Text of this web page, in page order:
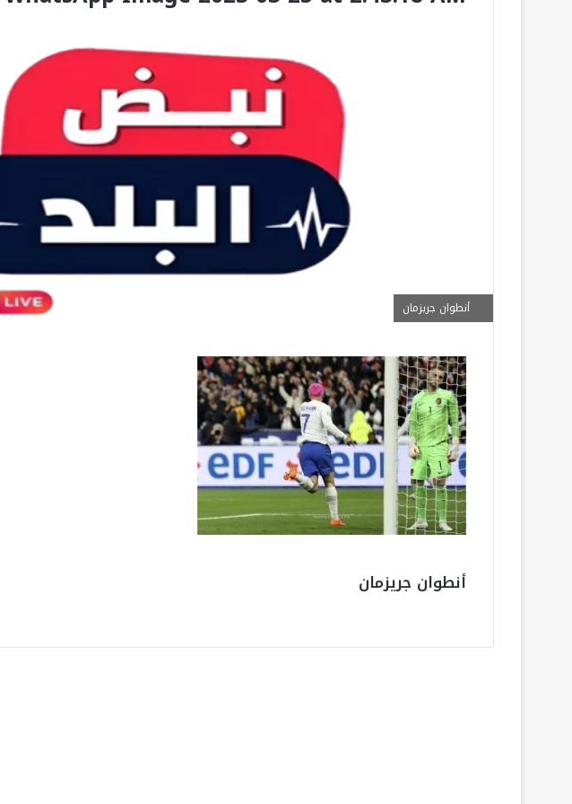
أنطوان جريزمان
أنطوان جريزمان